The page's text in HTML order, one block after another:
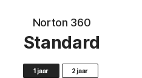
Norton 360
Standard
1 jaar 2 jaar